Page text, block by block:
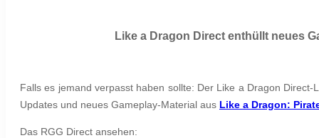
Like a Dragon Direct enthüllt neues
Falls es jemand verpasst haben sollte: Der Like a Dragon
Updates und neues Gameplay-Material aus Like a Dragon:
Das RGG Direct ansehen: